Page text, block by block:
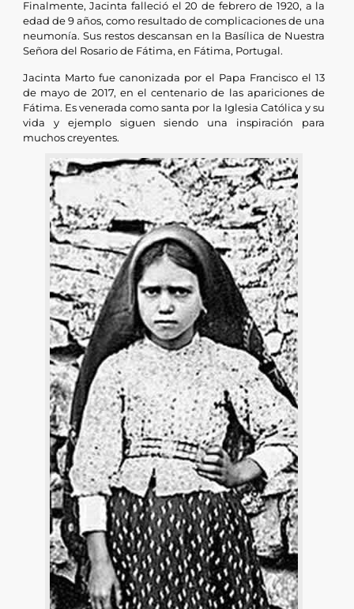
Finalmente, Jacinta falleció el 20 de febrero de 1920, a la
edad de 9 años, como resultado de complicaciones de una
neumonía. Sus restos descansan en la Basílica de Nuestra
Señora del Rosario de Fátima, en Fátima, Portugal.
Jacinta Marto fue canonizada por el Papa Francisco el 13
de mayo de 2017, en el centenario de las apariciones de
Fátima. Es venerada como santa por la Iglesia Católica y su
vida y ejemplo siguen siendo una inspiración para
muchos creyentes.